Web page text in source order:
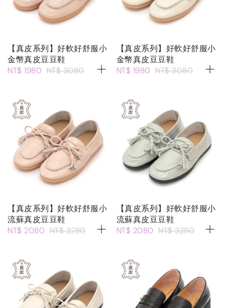
【真皮系列】好軟好舒服小
金幣真皮豆豆鞋
NT$ 1980 NT$ 3080
【真皮系列】好軟好舒服小
金幣真皮豆豆鞋
NT$ 1980 NT$ 3080
【真皮系列】好軟好舒服小
流蘇真皮豆豆鞋
NT$ 2080 NT$ 3280
【真皮系列】好軟好舒服小
流蘇真皮豆豆鞋
NT$ 2080 NT$ 3280